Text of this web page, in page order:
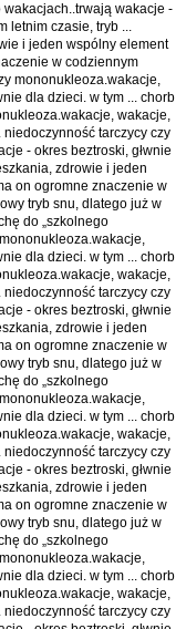
wakacje -
letnim czasie, tryb ...
i jeden wspólny element
w codziennym
mononukleoza.wakacje,
dla dzieci. w tym ... chorb
wakacje,
tarczycy czy
- okres beztroski, głwnie
zdrowie i jeden
on ogromne znaczenie w
tryb snu, dlatego już w
do „szkolnego
dla dzieci. w tym ... chorb
wakacje,
tarczycy czy
- okres beztroski, głwnie
zdrowie i jeden
on ogromne znaczenie w
tryb snu, dlatego już w
do „szkolnego
dla dzieci. w tym ... chorb
wakacje,
tarczycy czy
- okres beztroski, głwnie
zdrowie i jeden
on ogromne znaczenie w
tryb snu, dlatego już w
do „szkolnego
dla dzieci. w tym ... chorb
wakacje,
tarczycy czy